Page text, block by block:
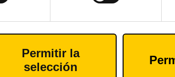
Permitir la
selección
se encuentran regulados por la legislación y